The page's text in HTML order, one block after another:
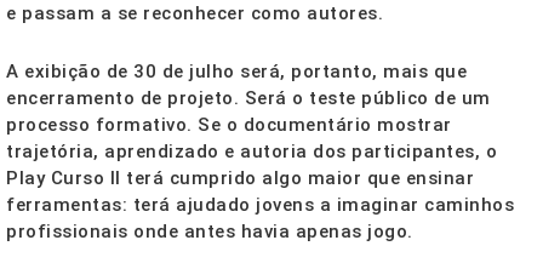
e passam a se reconhecer como autores.
A exibição de 30 de julho será, portanto, mais que
encerramento de projeto. Será o teste público de um
processo formativo. Se o documentário mostrar
trajetória, aprendizado e autoria dos participantes, o
Play Curso II terá cumprido algo maior que ensinar
ferramentas: terá ajudado jovens a imaginar caminhos
profissionais onde antes havia apenas jogo.